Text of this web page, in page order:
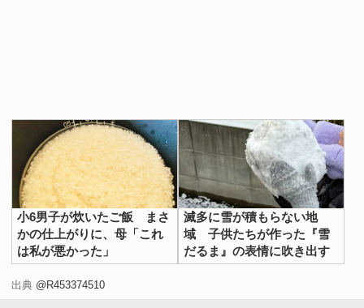
小6男子が炊いたご飯 まさ
かの仕上がりに、母「これ
は私が悪かった」
滅多に雪が積もらない地
域 子供たちが作った『雪
だるま』の表情に吹き出す
出典 @R453374510